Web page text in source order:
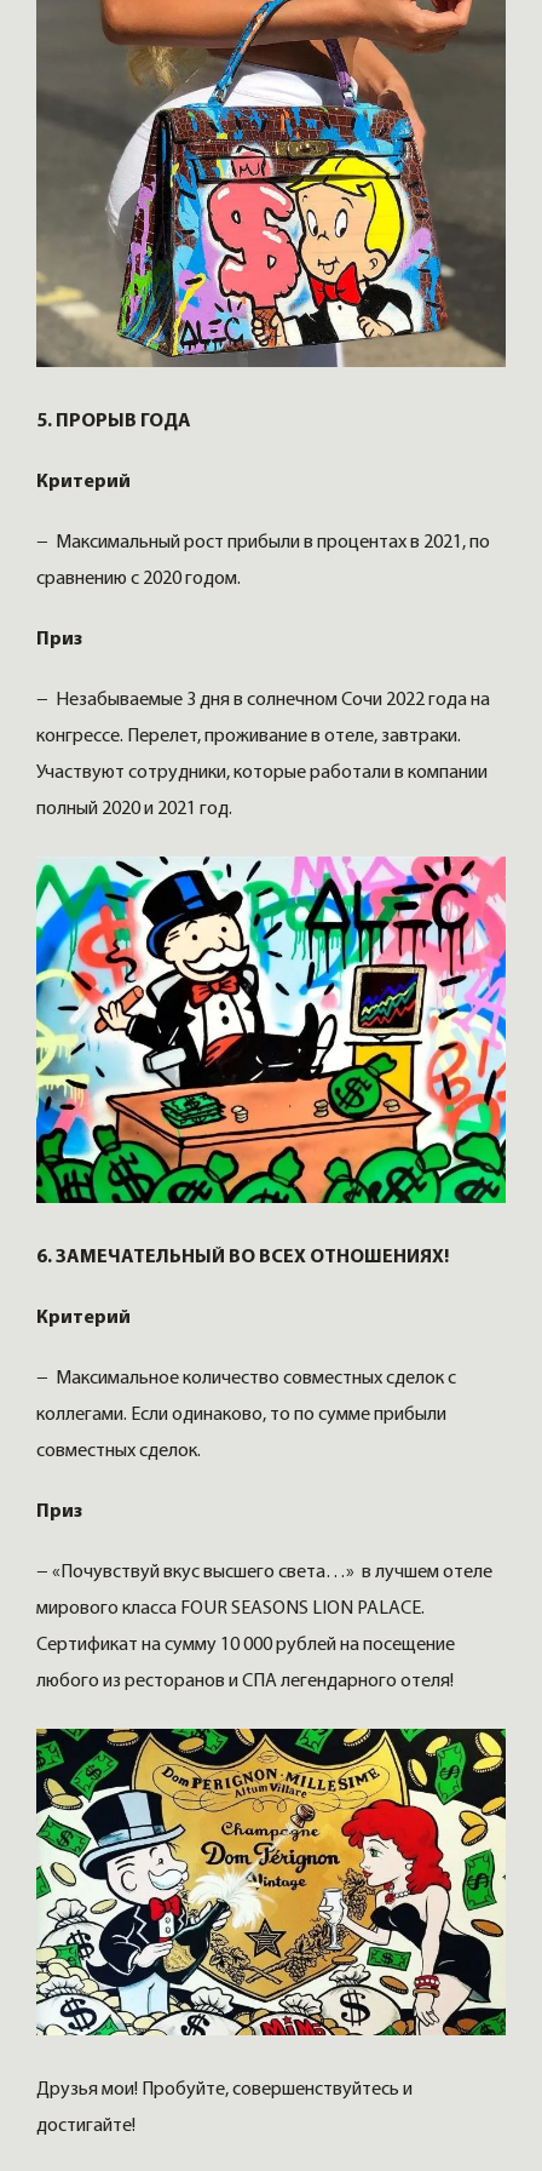
5. ПРОРЫВ ГОДА
Критерий
− Максимальный рост прибыли в процентах в 2021, по
сравнению с 2020 годом.
Приз
− Незабываемые 3 дня в солнечном Сочи 2022 года на
конгрессе. Перелет, проживание в отеле, завтраки.
Участвуют сотрудники, которые работали в компании
полный 2020 и 2021 год.
6. ЗАМЕЧАТЕЛЬНЫЙ ВО ВСЕХ ОТНОШЕНИЯХ!
Критерий
− Максимальное количество совместных сделок с
коллегами. Если одинаково, то по сумме прибыли
совместных сделок.
Приз
− «Почувствуй вкус высшего света…» в лучшем отеле
мирового класса FOUR SEASONS LION PALACE.
Сертификат на сумму 10 000 рублей на посещение
любого из ресторанов и СПА легендарного отеля!
Друзья мои! Пробуйте, совершенствуйтесь и
достигайте!